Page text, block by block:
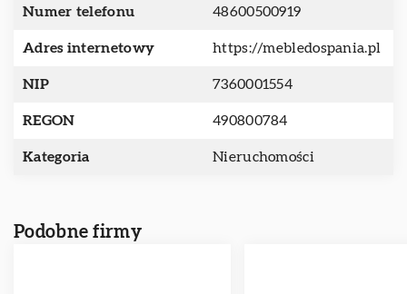
Numer telefonu 48600500919
Adres internetowy https://mebledospania.pl
NIP 7360001554
REGON 490800784
Kategoria Nieruchomości
Podobne firmy